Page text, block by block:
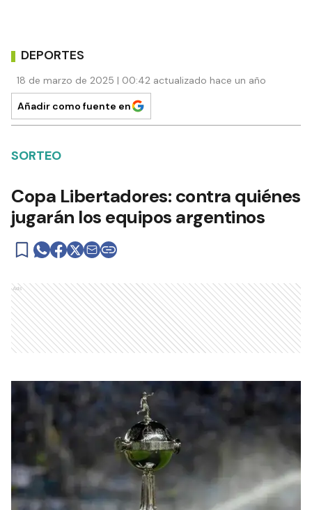
DEPORTES
18 de marzo de 2025 | 00:42 actualizado hace un año
Añadir como fuente en
SORTEO
Copa Libertadores: contra quiénes
jugarán los equipos argentinos
Ads